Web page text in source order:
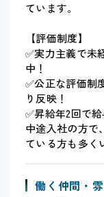
ています。
【評価制度】
✅実力主義で未
中！
✅公正な評価制
り反映！
✅昇給年2回で
中途入社の方で
ている方も多く
働く仲間・